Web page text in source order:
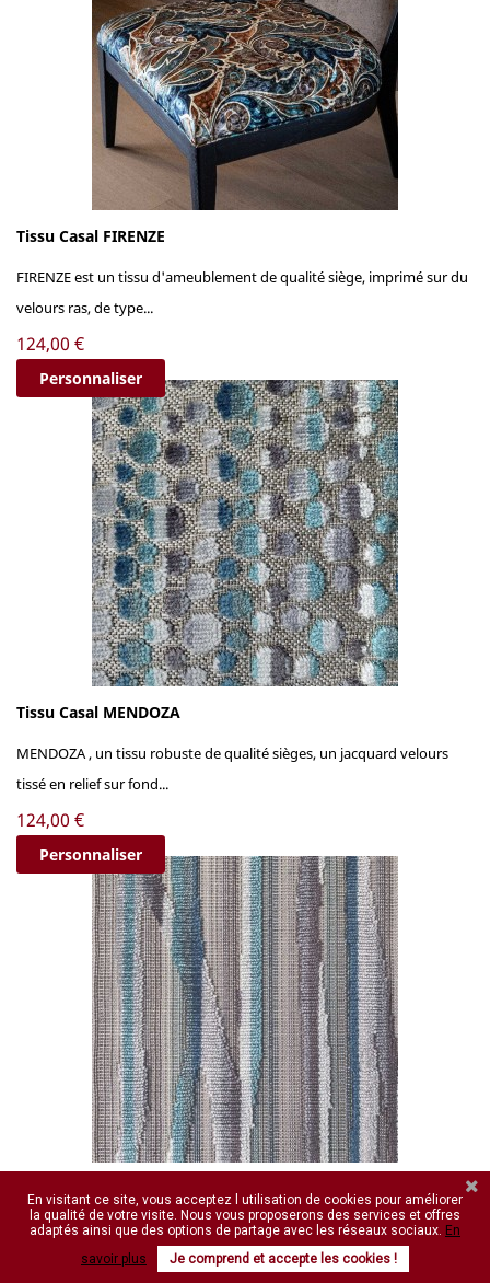
Tissu Casal FIRENZE
FIRENZE est un tissu d'ameublement de qualité siège, imprimé sur du
velours ras, de type...
Prix
124,00 €
Personnaliser
Tissu Casal MENDOZA
MENDOZA , un tissu robuste de qualité sièges, un jacquard velours
tissé en relief sur fond...
Prix
124,00 €
Personnaliser
OLINDA , un tissu robuste de qualité sièges, un jacquard velours tissé
en relief sur fond...
En visitant ce site, vous acceptez l utilisation de cookies pour améliorer
la qualité de votre visite. Nous vous proposerons des services et offres
adaptés ainsi que des options de partage avec les réseaux sociaux. En
savoir plus
Je comprend et accepte les cookies !